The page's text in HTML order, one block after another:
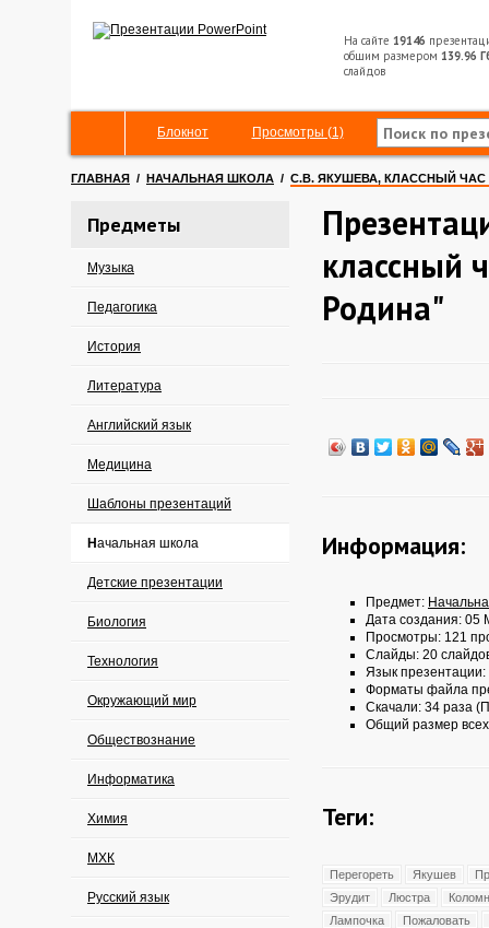
На сайте 19146
общим размером 139.96
слайдов
Блокнот Просмотры (1)
ГЛАВНАЯ / НАЧАЛЬНАЯ ШКОЛА / С.В. ЯКУШЕВА, КЛАССНЫЙ
Предметы
Музыка
Педагогика
История
Литература
Английский язык
Медицина
Шаблоны презентаций
Начальная школа
Детские презентации
Биология
Технология
Окружающий мир
Обществознание
Информатика
Химия
МХК
Русский язык
классный
Родина"
Информация:
Предмет:
Дата создания: 05
Просмотры: 121
Слайды: 20
Язык презентации:
Форматы файла
Скачали: 34 раза
Общий размер
Теги:
Перегореть Якушев
Эрудит
Люстра
Лампочка
Пожаловать